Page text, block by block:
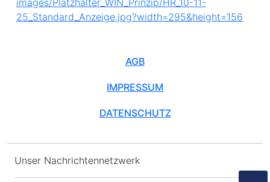
AGB
IMPRESSUM
DATENSCHUTZ
Unser Nachrichtennetzwerk